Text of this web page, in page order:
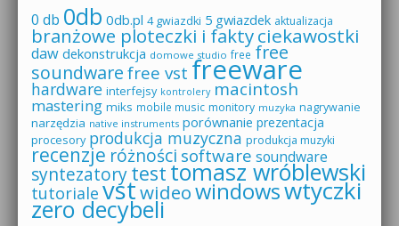
0 db 0db 0db.pl 4 gwiazdki 5 gwiazdek aktualizacja
branżowe ploteczki i faktyciekawostki
daw dekonstrukcja domowe studio free free
soundware free vst freeware
hardware interfejsy kontrolery macintosh
mastering miks mobile music monitory muzyka nagrywanie
narzędzia native instruments porównanie prezentacja
procesory produkcja muzyczna produkcja muzyki
recenzje różności software soundware
syntezatorytesttomasz wróblewski
tutoriale vstwideowindowswtyczki
zero decybeli